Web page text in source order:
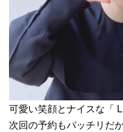
可愛い笑顔とナイスな「
次回の予約もバッチリだ